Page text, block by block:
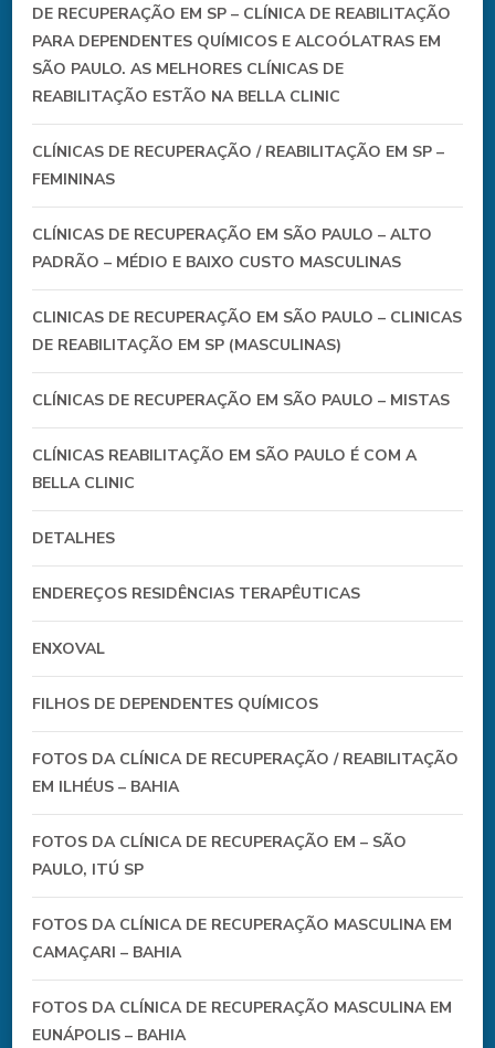
DE RECUPERAÇÃO EM SP – CLÍNICA DE REABILITAÇÃO
PARA DEPENDENTES QUÍMICOS E ALCOÓLATRAS EM
SÃO PAULO. AS MELHORES CLÍNICAS DE
REABILITAÇÃO ESTÃO NA BELLA CLINIC
CLÍNICAS DE RECUPERAÇÃO / REABILITAÇÃO EM SP –
FEMININAS
CLÍNICAS DE RECUPERAÇÃO EM SÃO PAULO – ALTO
PADRÃO – MÉDIO E BAIXO CUSTO MASCULINAS
CLINICAS DE RECUPERAÇÃO EM SÃO PAULO – CLINICAS
DE REABILITAÇÃO EM SP (MASCULINAS)
CLÍNICAS DE RECUPERAÇÃO EM SÃO PAULO – MISTAS
CLÍNICAS REABILITAÇÃO EM SÃO PAULO É COM A
BELLA CLINIC
DETALHES
ENDEREÇOS RESIDÊNCIAS TERAPÊUTICAS
ENXOVAL
FILHOS DE DEPENDENTES QUÍMICOS
FOTOS DA CLÍNICA DE RECUPERAÇÃO / REABILITAÇÃO
EM ILHÉUS – BAHIA
FOTOS DA CLÍNICA DE RECUPERAÇÃO EM – SÃO
PAULO, ITÚ SP
FOTOS DA CLÍNICA DE RECUPERAÇÃO MASCULINA EM
CAMAÇARI – BAHIA
FOTOS DA CLÍNICA DE RECUPERAÇÃO MASCULINA EM
EUNÁPOLIS – BAHIA